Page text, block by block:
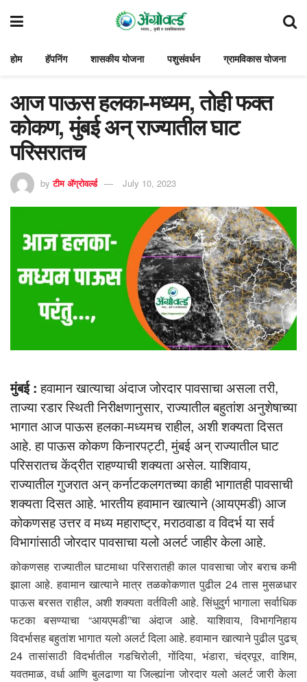
होम हॅपनिंग शासकीय योजना पशुसंवर्धन ग्रामविकास योजना
आज पाऊस हलका-मध्यम, तोही फक्त
कोकण, मुंबई अन् राज्यातील घाट
परिसरातच
by टीम ॲग्रोवर्ल्ड July 10, 2023
मुंबई :हवामान खात्याचा अंदाज जोरदार पावसाचा असला तरी,
ताज्या रडार स्थिती निरीक्षणानुसार, राज्यातील बहुतांश अनुशेषाच्या
भागात आज पाऊस हलका-मध्यमच राहील, अशी शक्यता दिसत
आहे. हा पाऊस कोकण किनारपट्टी, मुंबई अन् राज्यातील घाट
परिसरातच केंद्रीत राहण्याची शक्यता असेल. याशिवाय,
राज्यातील गुजरात अन् कर्नाटकलगतच्या काही भागातही पावसाची
शक्यता दिसत आहे. भारतीय हवामान खात्याने (आयएमडी) आज
कोकणसह उत्तर व मध्य महाराष्ट्र, मराठवाडा व विदर्भ या सर्व
विभागांसाठी जोरदार पावसाचा यलो अलर्ट जाहीर केला आहे.
कोकणसह राज्यातील घाटमाथा परिसरातही काल पावसाचा जोर बराच कमी
झाला आहे. हवामान खात्याने मात्र तळकोकणात पुढील 24 तास मुसळधार
पाऊस बरसत राहील, अशी शक्यता वर्तविली आहे. सिंधुदुर्ग भागाला सर्वाधिक
फटका बसण्याचा “आयएमडी”चा अंदाज आहे. याशिवाय, विभागनिहाय
विदर्भासह बहुतांश भागात यलो अलर्ट दिला आहे. हवामान खात्याने पुढील पुढच्
24 तासांसाठी विदर्भातील गडचिरोली, गोंदिया, भंडारा, चंद्रपूर, वाशिम,
यवतमाळ, वर्धा आणि बुलढाणा या जिल्ह्यांना जोरदार यलो अलर्ट जारी केला